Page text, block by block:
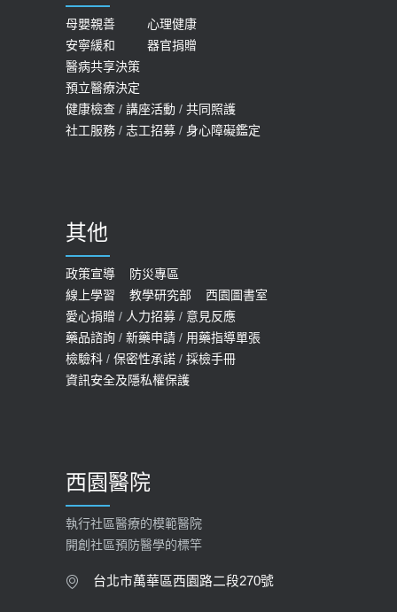
女性必看國健署公費懶人包！這幾項檢
查完全免費 沒做虧大了
2026-05-14
一定得換人工關節
2019-10-08
20歲迪士尼男星因癲癇猝逝 老人小
孩最好發、醫師點出8大前兆
2019-07-09
預約
2022-01-07
114年【公費流感及新冠疫苗】門診
預約
2025-09-30
【快速肝癌篩檢MRI】新檢查服務
2026-02-06
大吃大喝、肥胖害到膽囊！膽結石、
膽息肉如何處理？
母嬰親善
心理健康
安寧緩和
器官捐贈
醫病共享決策
預立醫療決定
健康檢查 / 講座活動 / 共同照護
社工服務 / 志工招募 / 身心障礙鑑定
其他
政策宣導
防災專區
線上學習
教學研究部
西園圖書室
愛心捐贈 / 人力招募 / 意見反應
藥品諮詢 / 新藥申請 / 用藥指導單張
檢驗科 / 保密性承諾 / 採檢手冊
資訊安全及隱私權保護
西園醫院
執行社區醫療的模範醫院
開創社區預防醫學的標竿
台北市萬華區西園路二段270號